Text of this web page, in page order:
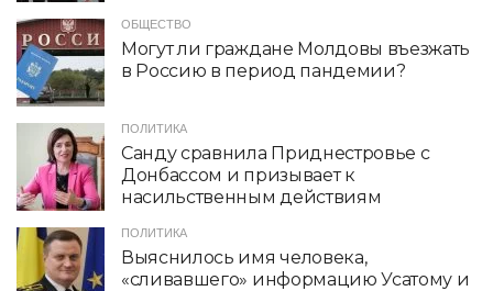
ОБЩЕСТВО
Могут ли граждане Молдовы въезжать
в Россию в период пандемии?
ПОЛИТИКА
Санду сравнила Приднестровье с
Донбассом и призывает к
насильственным действиям
ПОЛИТИКА
Выяснилось имя человека,
«сливавшего» информацию Усатому и